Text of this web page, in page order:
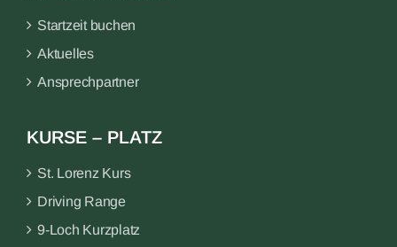
Startzeit buchen
Aktuelles
Ansprechpartner
KURSE – PLATZ
St. Lorenz Kurs
Driving Range
9-Loch Kurzplatz